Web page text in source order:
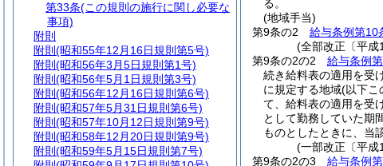
る。
(地域手当)
第9条の2
給与条例第10
(全部改正〔平成
第9条の2の2
給与条例
続き給料表の適用を受
に規定する地域(以下こ
て、給料表の適用を受
として勤務していた期
ものとしたときに、当
(一部改正〔平成
第9条の2の3
給与条例
第33条(この規則の施行に関し必要な
事項)
附則
附則 (昭和55年12月16日規則第5号)
附則 (昭和56年3月5日規則第1号)
附則 (昭和56年5月1日規則第3号)
附則 (昭和56年12月16日規則第6号)
附則 (昭和57年5月31日規則第6号)
附則 (昭和57年10月12日規則第9号)
附則 (昭和58年12月20日規則第9号)
附則 (昭和59年5月15日規則第7号)